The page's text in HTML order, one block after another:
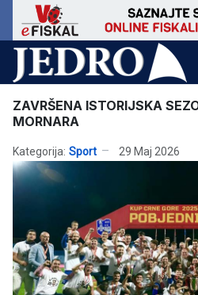
ZAVRŠENA ISTORIJSKA
MORNARA
Kategorija: Sport 29 Maj 2026